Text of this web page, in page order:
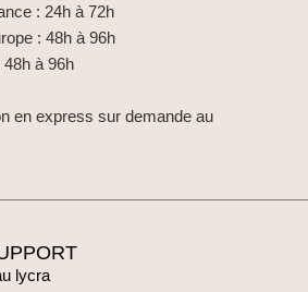
: 24h à 72h
: 48h à 96h
à 96h
en express sur demande au
lycra